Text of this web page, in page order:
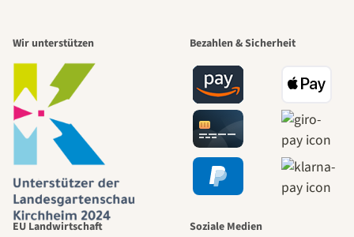
Wir unterstützen Bezahlen & Sicherheit
EU Landwirtschaft Soziale Medien